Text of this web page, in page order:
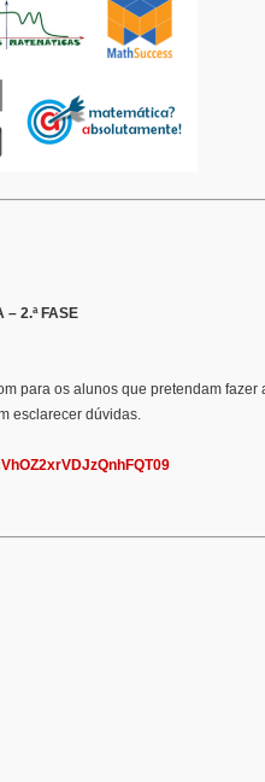
– 2.ª FASE
para os alunos que pretendam fazer
esclarecer dúvidas.